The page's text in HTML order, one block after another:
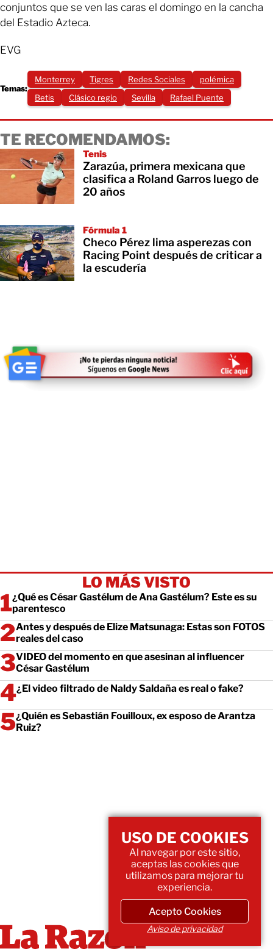
conjuntos que se ven las caras el domingo en la cancha
del Estadio Azteca.
EVG
Temas:
Monterrey Tigres Redes Sociales
polémica
Betis
Clásico regio Sevilla Rafael Puente
TE RECOMENDAMOS:
Tenis
Zarazúa, primera mexicana que
clasifica a Roland Garros luego de
20 años
Fórmula 1
Checo Pérez lima asperezas con
Racing Point después de criticar a
la escudería
LO MÁS VISTO
¿Qué es César Gastélum de Ana Gastélum? Este es su
parentesco
Antes y después de Elize Matsunaga: Estas son FOTOS
reales del caso
VIDEO del momento en que asesinan al influencer
César Gastélum
¿El video filtrado de Naldy Saldaña es real o fake?
¿Quién es Sebastián Fouilloux, ex esposo de Arantza
Ruiz?
USO DE COOKIES
Al navegar por este sitio,
aceptas las cookies que
utilizamos para mejorar tu
experiencia.
Acepto Cookies
Aviso de privacidad